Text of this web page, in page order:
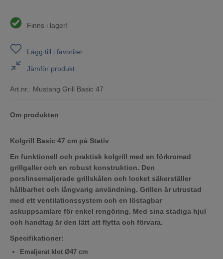
Finns i lager!
Lägg till i favoriter
Jämför produkt
Art.nr.: Mustang Grill Basic 47
Om produkten
Kolgrill Basic 47 cm på Stativ
En funktionell och praktisk kolgrill med en förkromad
grillgaller och en robust konstruktion. Den
porslinsemaljerade grillskålen och locket säkerställer
hållbarhet och långvarig användning. Grillen är utrustad
med ett ventilationssystem och en löstagbar
askuppsamlare för enkel rengöring. Med sina stadiga hjul
och handtag är den lätt att flytta och förvara.
Specifikationer:
Emaljerat klot Ø47 cm